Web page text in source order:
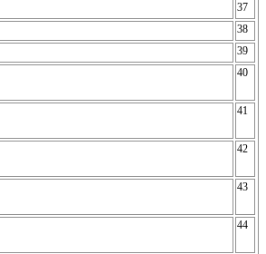
37
38
39
40
41
42
43
44